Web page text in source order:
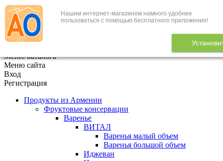
Нашим интернет-магазином намного удобнее
пользоваться с помощью бесплатного приложения!
+7 (495) 646-888-1
В корзине 0
Меню каталога
Меню сайта
Вход
Регистрация
Продукты из Армении
Фруктовые консервации
Варенье
ВИТАЛ
Варенья малый объем
Варенья большой объем
Иджеван